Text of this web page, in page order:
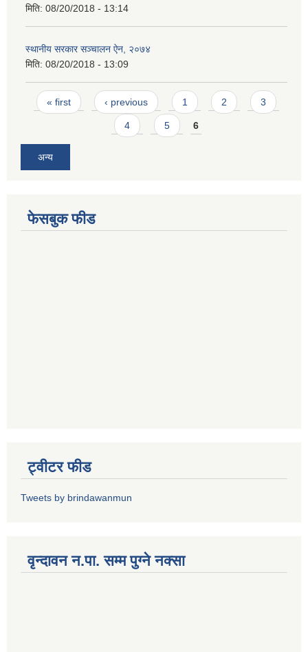
मिति: 08/20/2018 - 13:14
स्थानीय सरकार सञ्चालन ऐन, २०७४
मिति: 08/20/2018 - 13:09
Pages
« first ‹ previous 1 2 3
4 5 6
अन्य
फेसबुक फीड
ट्वीटर फीड
Tweets by brindawanmun
वृन्दावन न.पा. सम्म पुग्ने नक्सा